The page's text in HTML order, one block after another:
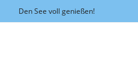
Den See voll genießen!